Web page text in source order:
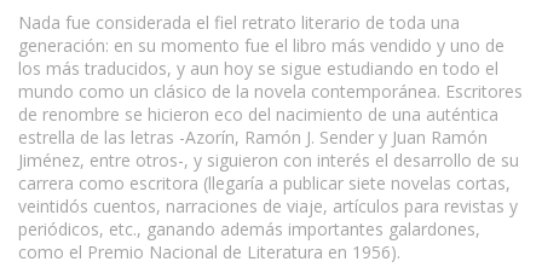
Nada fue considerada el fiel retrato literario de toda una
generación: en su momento fue el libro más vendido y uno de
los más traducidos, y aun hoy se sigue estudiando en todo el
mundo como un clásico de la novela contemporánea. Escritores
de renombre se hicieron eco del nacimiento de una auténtica
estrella de las letras -Azorín, Ramón J. Sender y Juan Ramón
Jiménez, entre otros-, y siguieron con interés el desarrollo de su
carrera como escritora (llegaría a publicar siete novelas cortas,
veintidós cuentos, narraciones de viaje, artículos para revistas y
periódicos, etc., ganando además importantes galardones,
como el Premio Nacional de Literatura en 1956).